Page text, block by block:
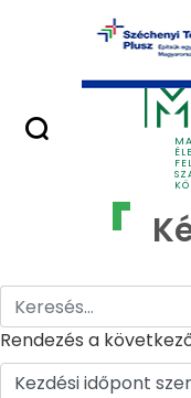
Ugrás a fő
Rendezés a
Kezdési időpont